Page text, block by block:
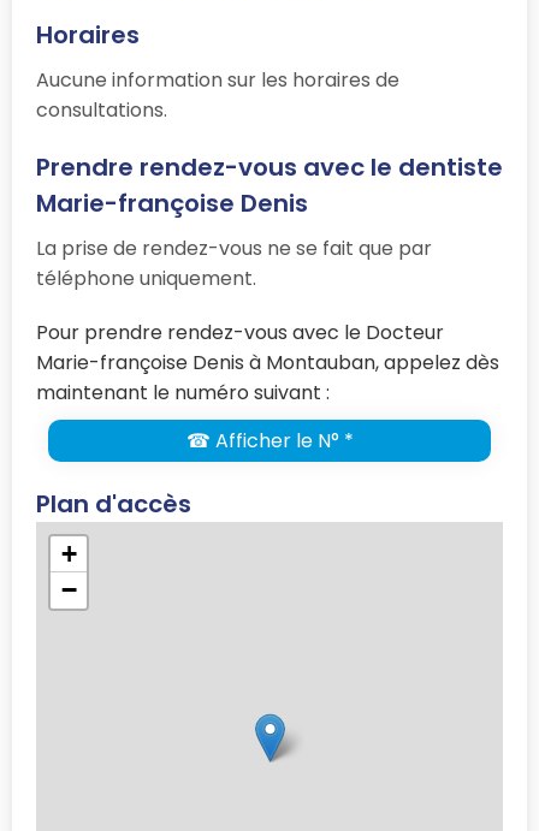
Horaires
Aucune information sur les horaires de
consultations.
Prendre rendez-vous avec le dentiste
Marie-françoise Denis
La prise de rendez-vous ne se fait que par
téléphone uniquement.
Pour prendre rendez-vous avec le Docteur
Marie-françoise Denis à Montauban, appelez dès
maintenant le numéro suivant :
☎ Afficher le N° *
Plan d'accès
+
−